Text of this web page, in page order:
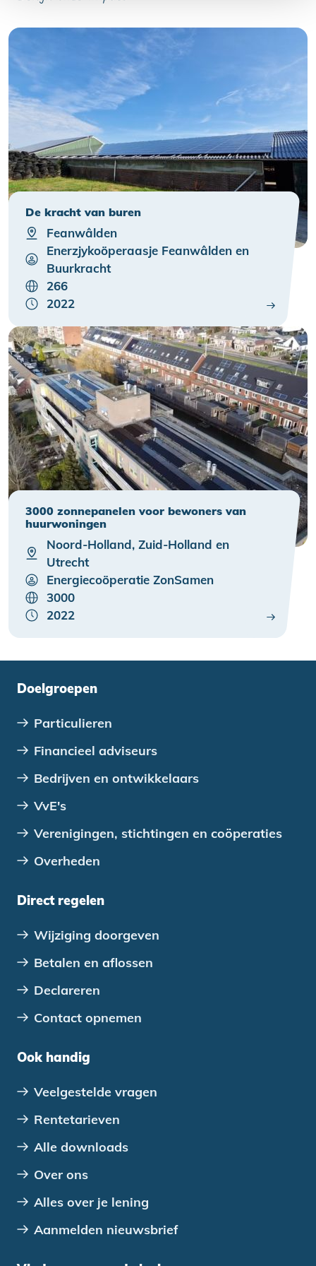
De kracht van buren
Feanwâlden
Enerzjykoöperaasje Feanwâlden en
Buurkracht
266
2022
3000 zonnepanelen voor bewoners van
huurwoningen
Noord-Holland, Zuid-Holland en
Utrecht
Energiecoöperatie ZonSamen
3000
2022
Doelgroepen
Particulieren
Financieel adviseurs
Bedrijven en ontwikkelaars
VvE's
Verenigingen, stichtingen en coöperaties
Overheden
Direct regelen
Wijziging doorgeven
Betalen en aflossen
Declareren
Contact opnemen
Ook handig
Veelgestelde vragen
Rentetarieven
Alle downloads
Over ons
Alles over je lening
Aanmelden nieuwsbrief